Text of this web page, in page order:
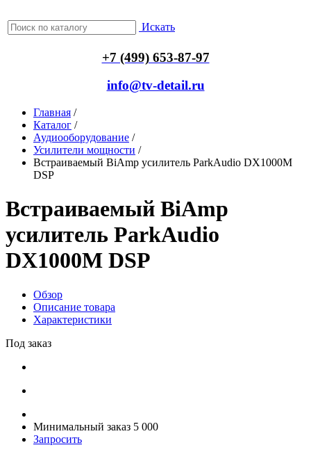
Искать
+7 (499) 653-87-97
info@tv-detail.ru
Главная /
Каталог /
Аудиооборудование /
Усилители мощности /
Встраиваемый BiAmp усилитель ParkAudio DX1000M
DSP
Встраиваемый BiAmp
усилитель ParkAudio
DX1000M DSP
Обзор
Описание товара
Характеристики
Под заказ
Минимальный заказ 5 000
Запросить